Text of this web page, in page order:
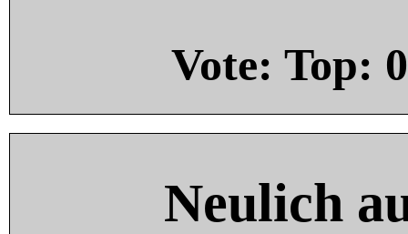
Vote: Top: 0
Neulich